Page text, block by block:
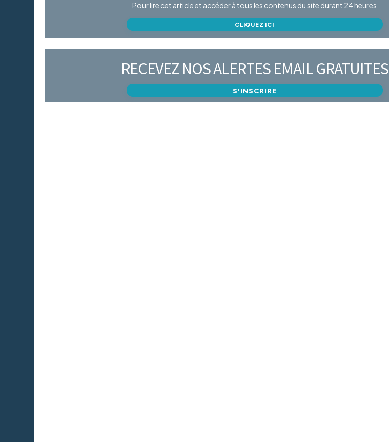
Pour lire cet article et accéder à tous les contenus du site durant 24 heures
CLIQUEZ ICI
RECEVEZ NOS ALERTES EMAIL GRATUITES
S'INSCRIRE